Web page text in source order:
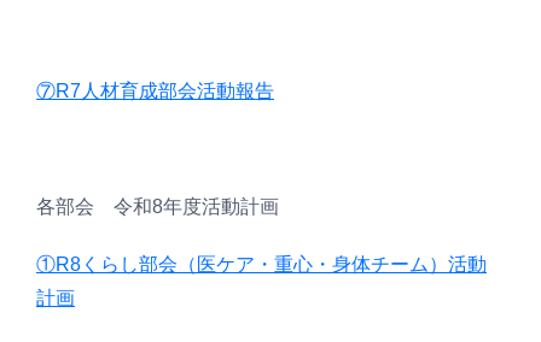
⑦R7人材育成部会活動報告
各部会 令和8年度活動計画
①R8くらし部会（医ケア・重心・身体チーム）活動
計画